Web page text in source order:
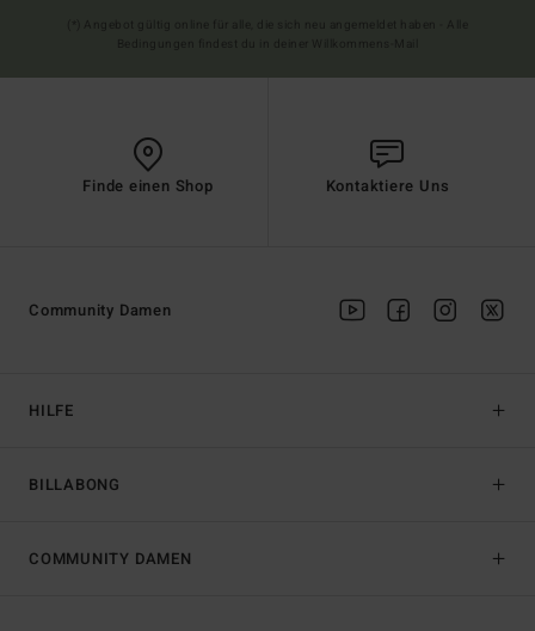
Finde einen Shop Kontaktiere Uns
HILFE
BILLABONG
Community Damen
COMMUNITY DAMEN